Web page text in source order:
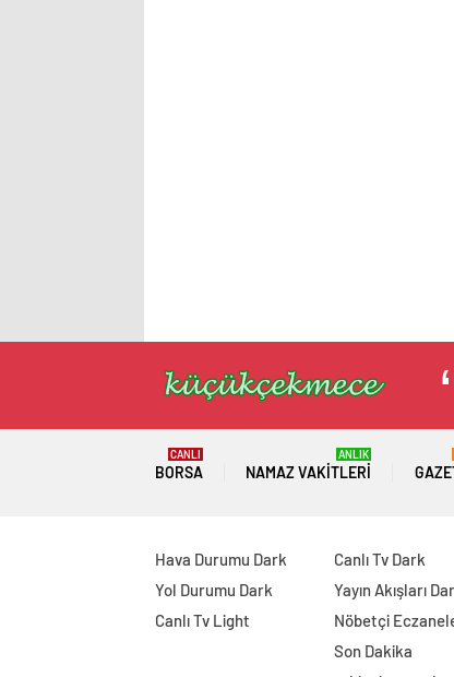
BORSA
CANLI
NAMAZ VAKITLERI
ANLIK
Hava Durumu Dark
Yol Durumu Dark
Canlı Tv Light
Canlı Tv Dark
Yayın Akışları
Nöbetçi
Son Dakika